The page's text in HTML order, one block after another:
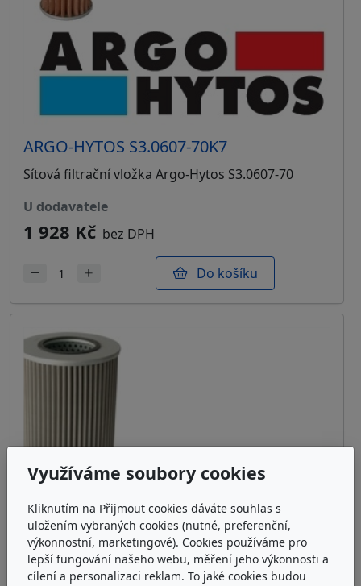
ARGO-HYTOS S3.0607-70K7
Sítová filtrační vložka Argo-Hytos S3.0607-70
u dodavatele
1 928 Kč bez DPH
Do košíku
Využíváme soubory cookies
Kliknutím na Přijmout cookies dáváte souhlas s
uložením vybraných cookies (nutné, preferenční,
výkonnostní, marketingové). Cookies používáme pro
lepší fungování našeho webu, měření jeho výkonnosti a
cílení a personalizaci reklam. To jaké cookies budou